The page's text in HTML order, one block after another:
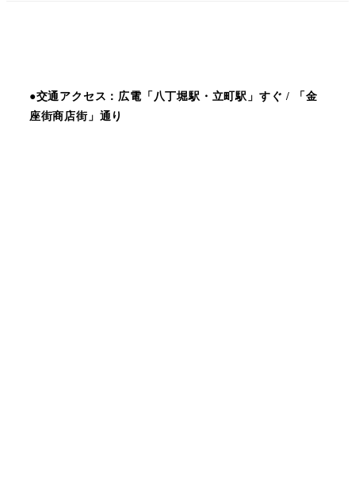
●交通アクセス：広電「八丁堀駅・立町駅」すぐ / 「金
座街商店街」通り